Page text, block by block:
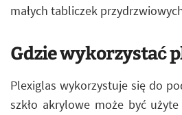
małych tabliczek
Gdzie wykorzystać
Plexiglas wykorzystuje się do
szkło akrylowe może być